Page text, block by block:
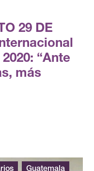
29 DE
“Ante
más